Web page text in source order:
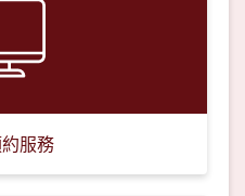
服務